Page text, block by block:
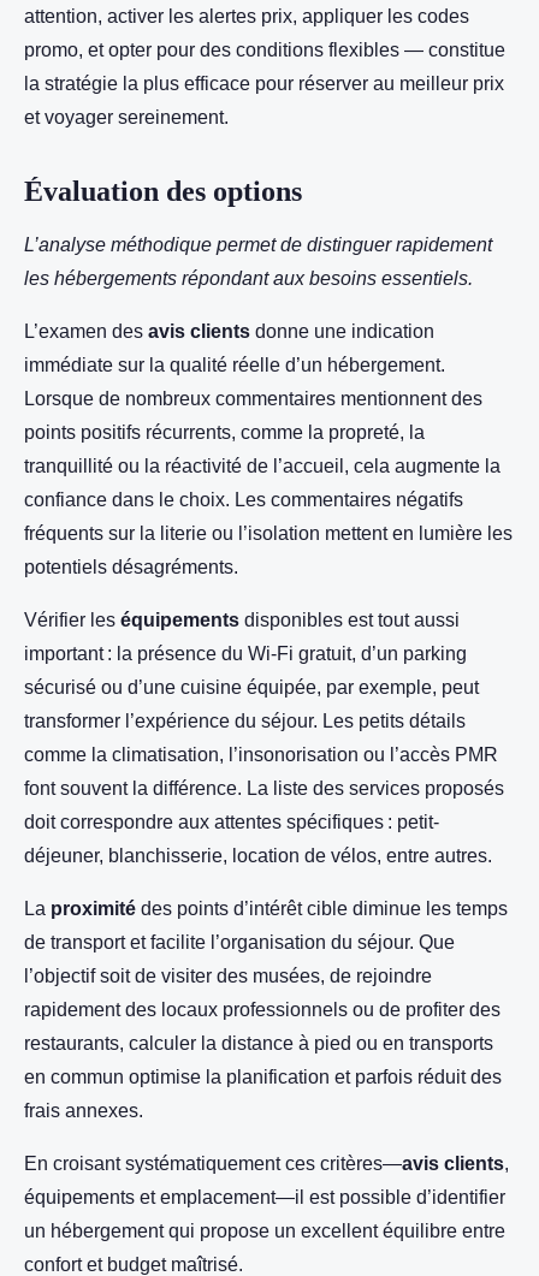
attention, activer les alertes prix, appliquer les codes
promo, et opter pour des conditions flexibles — constitue
la stratégie la plus efficace pour réserver au meilleur prix
et voyager sereinement.
Évaluation des options
L’analyse méthodique permet de distinguer rapidement
les hébergements répondant aux besoins essentiels.
L’examen des avis clients donne une indication
immédiate sur la qualité réelle d’un hébergement.
Lorsque de nombreux commentaires mentionnent des
points positifs récurrents, comme la propreté, la
tranquillité ou la réactivité de l’accueil, cela augmente la
confiance dans le choix. Les commentaires négatifs
fréquents sur la literie ou l’isolation mettent en lumière les
potentiels désagréments.
Vérifier les équipements disponibles est tout aussi
important : la présence du Wi-Fi gratuit, d’un parking
sécurisé ou d’une cuisine équipée, par exemple, peut
transformer l’expérience du séjour. Les petits détails
comme la climatisation, l’insonorisation ou l’accès PMR
font souvent la différence. La liste des services proposés
doit correspondre aux attentes spécifiques : petit-
déjeuner, blanchisserie, location de vélos, entre autres.
La proximité des points d’intérêt cible diminue les temps
de transport et facilite l’organisation du séjour. Que
l’objectif soit de visiter des musées, de rejoindre
rapidement des locaux professionnels ou de profiter des
restaurants, calculer la distance à pied ou en transports
en commun optimise la planification et parfois réduit des
frais annexes.
En croisant systématiquement ces critères—avis clients,
équipements et emplacement—il est possible d’identifier
un hébergement qui propose un excellent équilibre entre
confort et budget maîtrisé.